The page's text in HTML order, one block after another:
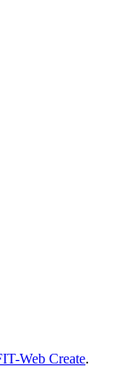
Web Create.